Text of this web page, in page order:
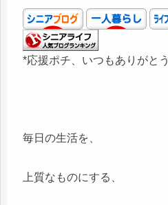
*応援ポチ、いつもありがと
毎日の生活を、
上質なものにする、